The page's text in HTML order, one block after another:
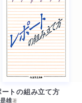
ートの組み立て方
雄著